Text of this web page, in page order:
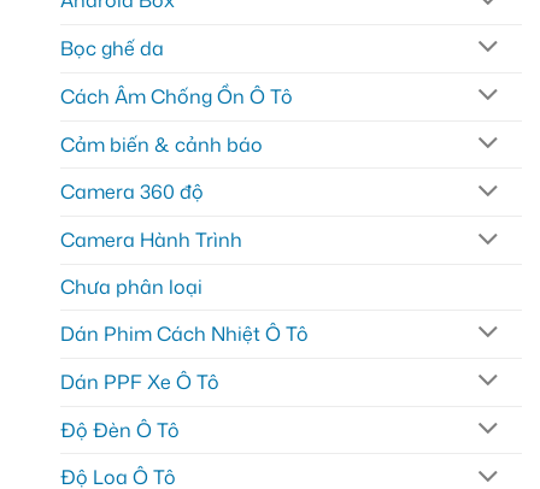
Bọc ghế da
Cách Âm Chống Ồn Ô Tô
Cảm biến & cảnh báo
Camera 360 độ
Camera Hành Trình
Chưa phân loại
Dán Phim Cách Nhiệt Ô Tô
Dán PPF Xe Ô Tô
Độ Đèn Ô Tô
Độ Loa Ô Tô